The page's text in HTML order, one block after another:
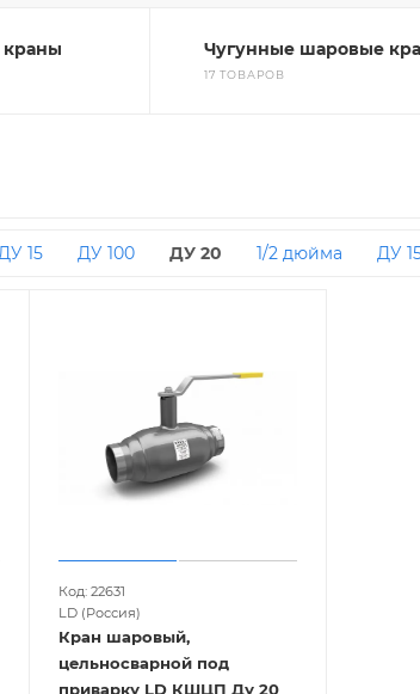
Чугунные шаровые
17 ТОВАРОВ
15 ДУ 100 ДУ 20 1/2 дюйма ДУ
Код: 22631
LD (Россия)
Кран шаровый,
цельносварной под
приварку LD КШЦП Ду 20